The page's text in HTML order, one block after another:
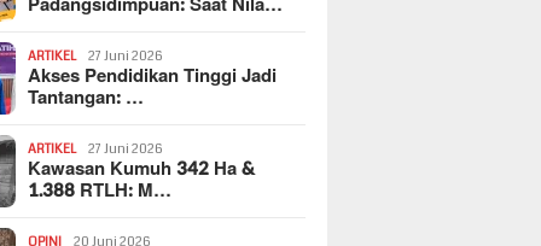
ARTIKEL 27 Juni 2026
Akses Pendidikan Tinggi Jadi
Tantangan: …
ARTIKEL 27 Juni 2026
Kawasan Kumuh 342 Ha &
1.388 RTLH: M…
OPINI 20 Juni 2026